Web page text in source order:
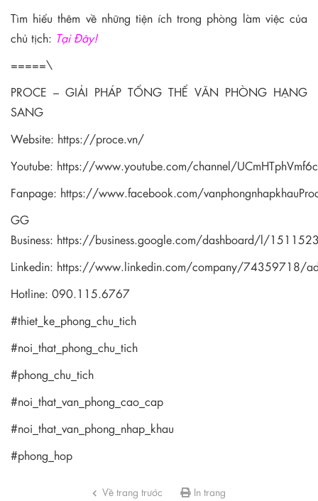
Tìm hiểu thêm về những tiện ích trong phòng làm việc của
chủ tịch: Tại Đây!
=====\
PROCE – GIẢI PHÁP TỔNG THỂ VĂN PHÒNG HẠNG
SANG
Website: https://proce.vn/
Youtube: https://www.youtube.com/channel/
Fanpage: https://www.facebook.com/
GG
Business: https://business.google.com/dashboard/l/
Linkedin: https://www.linkedin.com/company/74359718/
Hotline: 090.115.6767
#thiet_ke_phong_chu_tich
#noi_that_phong_chu_tich
#phong_chu_tich
#noi_that_van_phong_cao_cap
#noi_that_van_phong_nhap_khau
#phong_hop
Về trang trước In trang